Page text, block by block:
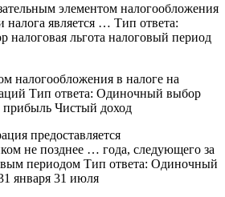
элементом налогообложения
налога является … Тип ответа:
льгота налоговый период
налогообложения в налоге на
Тип ответа: Одиночный выбор
Чистый доход
предоставляется
не позднее … года, следующего за
периодом Тип ответа: Одиночный
января 31 июля